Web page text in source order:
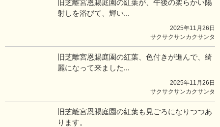
旧芝離宮恩賜庭園の紅葉が、午後の柔らかい陽
射しを浴びて、輝い...
2025年11月26日
サクサクサンカクサンタ
旧芝離宮恩賜庭園の紅葉、色付きが進んで、綺
麗になって来ました...
2025年11月26日
サクサクサンカクサンタ
旧芝離宮恩賜庭園の紅葉も見ごろになりつつあ
ります。